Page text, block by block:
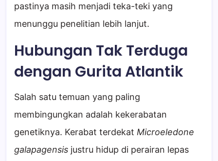
pastinya masih menjadi teka-teki yang
menunggu penelitian lebih lanjut.
Hubungan Tak Terduga
dengan Gurita Atlantik
Salah satu temuan yang paling
membingungkan adalah kekerabatan
genetiknya. Kerabat terdekat Microeledone
galapagensis justru hidup di perairan lepas